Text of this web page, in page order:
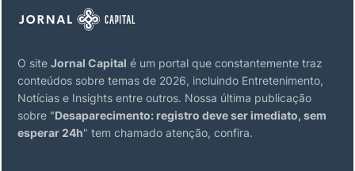
O site Jornal Capital é um portal que constantemente traz
conteúdos sobre temas de 2026, incluindo Entretenimento,
Notícias e Insights entre outros. Nossa última publicação
sobre "Desaparecimento: registro deve ser imediato, sem
esperar 24h" tem chamado atenção, confira.